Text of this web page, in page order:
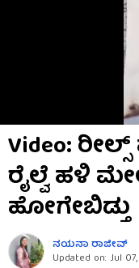
seconds
52
seconds
Video:
ರೈಲ್ವೆ ಹಳಿ
ಹೋಗೇಬಿಡ್ತು
ನಯನಾ ರಾಜೀವ್
Updated on: Jul